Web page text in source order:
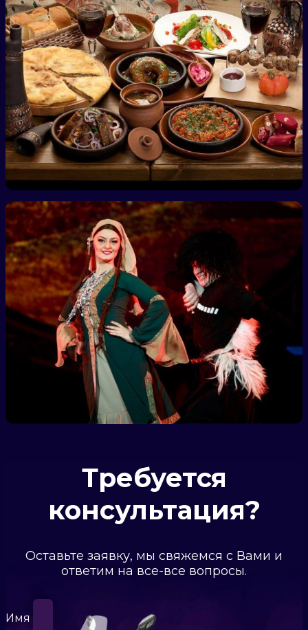
Требуется
консультация?
Оставьте заявку, мы свяжемся с Вами и
ответим на все-все вопросы.
Имя